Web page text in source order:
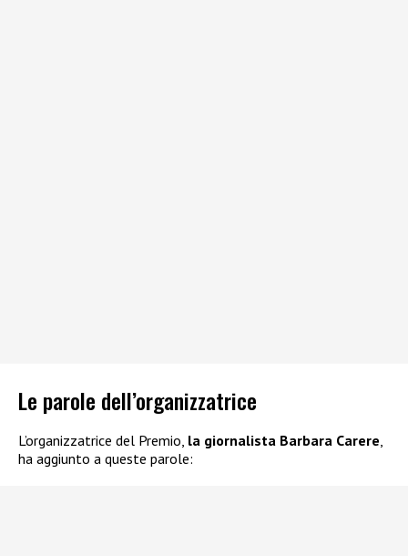
Le parole dell’organizzatrice
L’organizzatrice del Premio, la giornalista Barbara Carere,
ha aggiunto a queste parole: